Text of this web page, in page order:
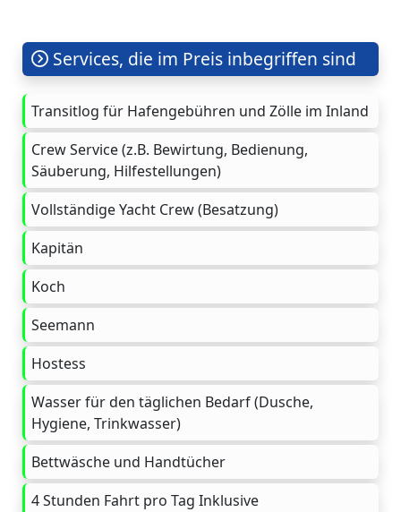
Services, die im Preis inbegriffen sind
Transitlog für Hafengebühren und Zölle im Inland
Crew Service (z.B. Bewirtung, Bedienung,
Säuberung, Hilfestellungen)
Vollständige Yacht Crew (Besatzung)
Kapitän
Koch
Seemann
Hostess
Wasser für den täglichen Bedarf (Dusche,
Hygiene, Trinkwasser)
Bettwäsche und Handtücher
4 Stunden Fahrt pro Tag Inklusive